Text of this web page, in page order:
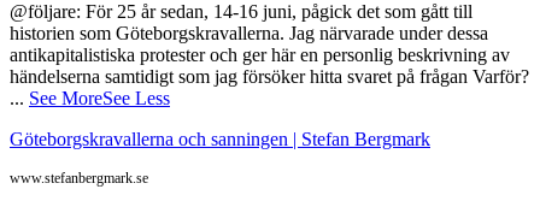
@följare: För 25 år sedan, 14-16 juni, pågick det som gått till
historien som Göteborgskravallerna. Jag närvarade under dessa
antikapitalistiska protester och ger här en personlig beskrivning av
händelserna samtidigt som jag försöker hitta svaret på frågan Varför?
... See MoreSee Less
Göteborgskravallerna och sanningen | Stefan Bergmark
www.stefanbergmark.se